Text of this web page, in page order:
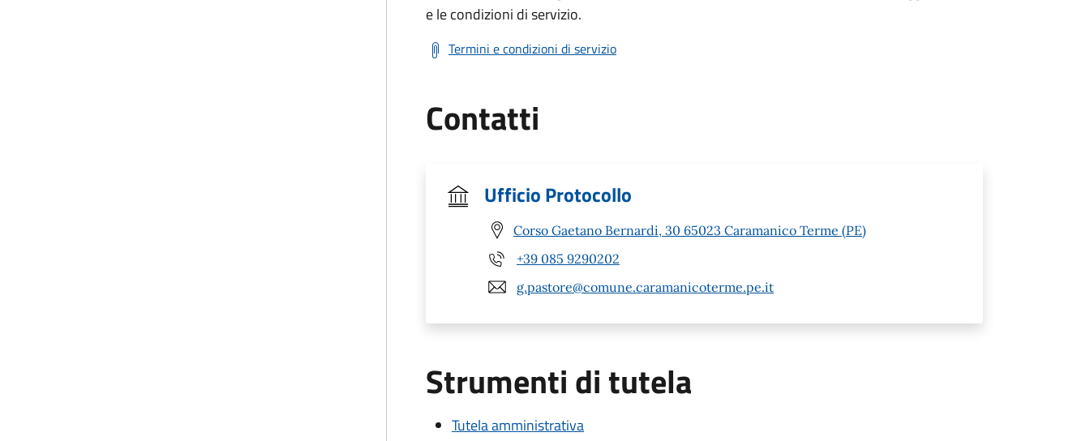
e le condizioni di servizio.
Termini e condizioni di servizio
Contatti
Ufficio Protocollo
Corso Gaetano Bernardi, 30 65023 Caramanico Terme (PE)
+39 085 9290202
g.pastore@comune.caramanicoterme.pe.it
Strumenti di tutela
Tutela amministrativa